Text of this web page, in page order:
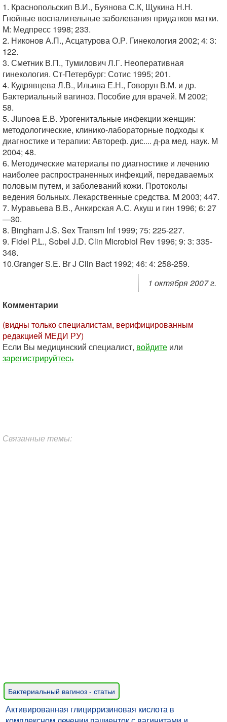
1. Краснопольскип В.И., Буянова С.К, Щукина Н.Н.
Гнойные воспалительные заболевания придатков матки.
М: Медпресс 1998; 233.
2. Никонов А.П., Асцатурова О.Р. Гинекология 2002; 4: 3:
122.
3. Сметник В.П., Тумилович Л.Г. Неоперативная
гинекология. Ст-Петербург: Сотис 1995; 201.
4. Кудрявцева Л.В., Ильина Е.Н., Говорун В.М. и др.
Бактериальный вагиноз. Пособие для врачей. Μ 2002;
58.
5. JIunoea E.В. Урогенитальные инфекции женщин:
методологические, клинико-лабораторные подходы к
диагностике и терапии: Автореф. дис.... д-ра мед. наук. Μ
2004; 48.
6. Методические материалы по диагностике и лечению
наиболее распространенных инфекций, передаваемых
половым путем, и заболеваний кожи. Протоколы
ведения больных. Лекарственные средства. Μ 2003; 447.
7. Муравьева В.В., Анкирская А.С. Акуш и гин 1996; 6: 27
—30.
8. Bingham J.S. Sex Transm Inf 1999; 75: 225-227.
9. Fidel P.L., Sobel J.D. Clin Microbiol Rev 1996; 9: 3: 335-
348.
10.Granger S.E. Br J Clin Bact 1992; 46: 4: 258-259.
1 октября 2007 г.
Комментарии
(видны только специалистам, верифицированным
редакцией МЕДИ РУ)
Если Вы медицинский специалист, войдите или
зарегистрируйтесь
Связанные темы:
Бактериальный вагиноз - статьи
Активированная глицирризиновая кислота в